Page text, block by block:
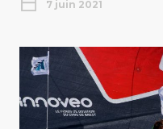
7 juin 2021